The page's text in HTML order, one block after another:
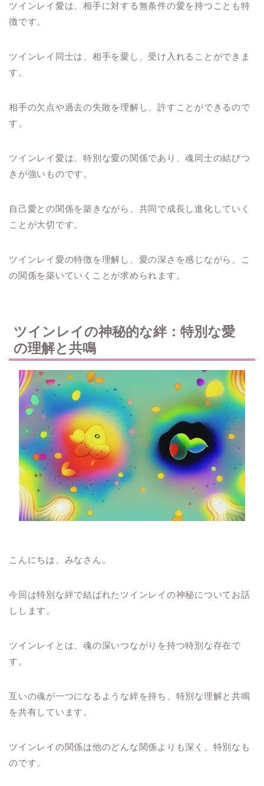
ツインレイ愛は、相手に対する無条件の愛を持つことも特
徴です。
ツインレイ同士は、相手を愛し、受け入れることができま
す。
相手の欠点や過去の失敗を理解し、許すことができるので
す。
ツインレイ愛は、特別な愛の関係であり、魂同士の結びつ
きが強いものです。
自己愛との関係を築きながら、共同で成長し進化していく
ことが大切です。
ツインレイ愛の特徴を理解し、愛の深さを感じながら、こ
の関係を築いていくことが求められます。
ツインレイの神秘的な絆：特別な愛
の理解と共鳴
こんにちは、みなさん。
今回は特別な絆で結ばれたツインレイの神秘についてお話
しします。
ツインレイとは、魂の深いつながりを持つ特別な存在で
す。
互いの魂が一つになるような絆を持ち、特別な理解と共鳴
を共有しています。
ツインレイの関係は他のどんな関係よりも深く、特別なも
のです。